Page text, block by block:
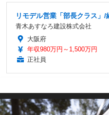
リモデル営業「部長クラス」/
青木あすなろ建設株式会社
大阪府
年収980万円～1,500万円
正社員